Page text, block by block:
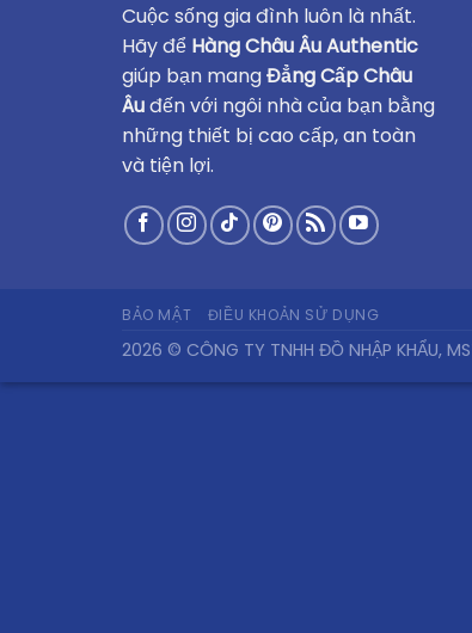
Cuộc sống gia đình luôn là nhất.
Hãy để Hàng Châu Âu Authentic
giúp bạn mangĐẳng Cấp Châu
Âuđến với ngôi nhà của bạn bằng
những thiết bị cao cấp, an toàn
và tiện lợi.
BẢO MẬT ĐIỀU KHOẢN SỬ DỤNG
2026 © CÔNG TY TNHH ĐỒ NHẬP KHẨU,